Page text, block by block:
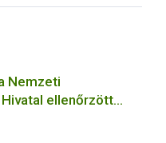
Nemzeti
ellenőrzött
adatkezeléséhez